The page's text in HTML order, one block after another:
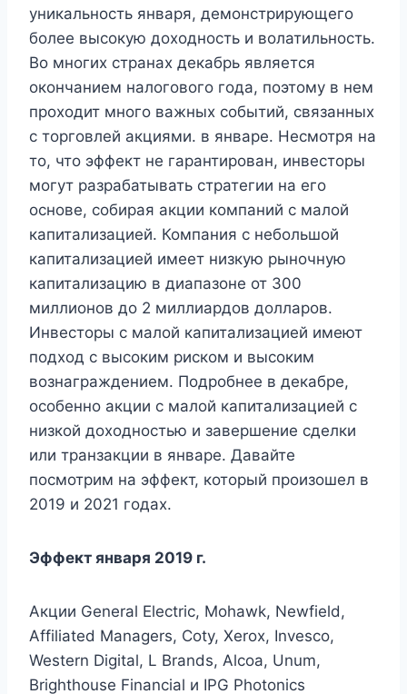
уникальность января, демонстрирующего
более высокую доходность и волатильность.
Во многих странах декабрь является
окончанием налогового года, поэтому в нем
проходит много важных событий, связанных
с торговлей акциями. в январе. Несмотря на
то, что эффект не гарантирован, инвесторы
могут разрабатывать стратегии на его
основе, собирая акции компаний с малой
капитализацией. Компания с небольшой
капитализацией имеет низкую рыночную
капитализацию в диапазоне от 300
миллионов до 2 миллиардов долларов.
Инвесторы с малой капитализацией имеют
подход с высоким риском и высоким
вознаграждением. Подробнее в декабре,
особенно акции с малой капитализацией с
низкой доходностью и завершение сделки
или транзакции в январе. Давайте
посмотрим на эффект, который произошел в
2019 и 2021 годах.
Эффект января 2019 г.
Акции General Electric, Mohawk, Newfield,
Affiliated Managers, Coty, Xerox, Invesco,
Western Digital, L Brands, Alcoa, Unum,
Brighthouse Financial и IPG Photonics